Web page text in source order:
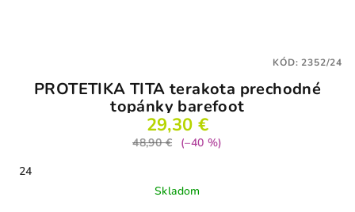
PROTETIKA TITA terakota prechodné
topánky barefoot
29,30 €
48,90 €
(–40 %)
24
Skladom
KÓD:2352/24